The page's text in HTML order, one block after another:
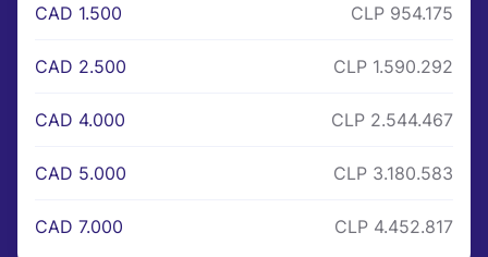
CAD 1.500 CLP 954.175
CAD 2.500 CLP 1.590.292
CAD 4.000 CLP 2.544.467
CAD 5.000 CLP 3.180.583
CAD 7.000 CLP 4.452.817